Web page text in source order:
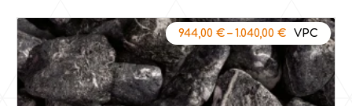
944,00 €– 1.040,00 €